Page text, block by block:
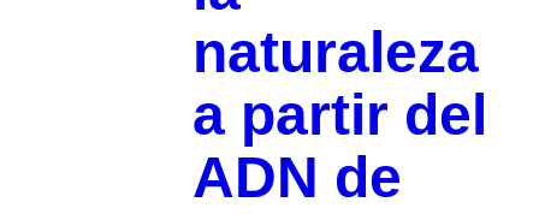
naturaleza
a partir del
ADN de